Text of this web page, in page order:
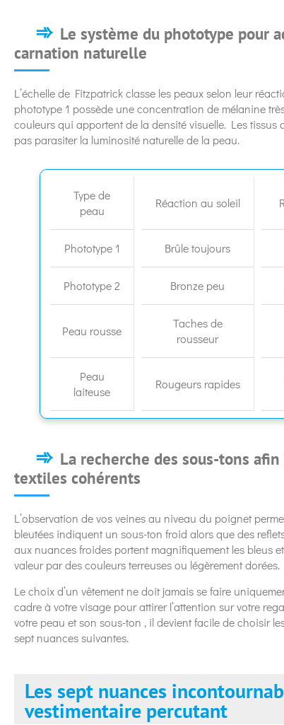
Le système du phototype pour
carnation naturelle
L’échelle de Fitzpatrick classe les peaux selon leur
phototype 1 possède une concentration de mélanine
couleurs qui apportent de la densité visuelle. Les
pas parasiter la luminosité naturelle de la peau.
Type de
peau
Réaction au soleil
Phototype 1 Brûle toujours
Phototype 2 Bronze peu
Peau rousse
Taches de
rousseur
Peau
laiteuse
Rougeurs rapides
La recherche des sous-tons
textiles cohérents
L’observation de vos veines au niveau du poignet
bleutées indiquent un sous-ton froid alors que des
aux nuances froides portent magnifiquement les bleus
valeur par des couleurs terreuses ou légèrement dorées.
Le choix d’un vêtement ne doit jamais se faire
cadre à votre visage pour attirer l’attention sur votre
votre peau et son sous-ton , il devient facile de choisir
sept nuances suivantes.
Les sept nuances
vestimentaire percutant